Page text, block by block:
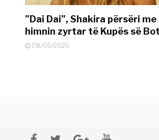
”Dai Dai”, Shakira përsëri me
himnin zyrtar të Kupës së
08/05/2026